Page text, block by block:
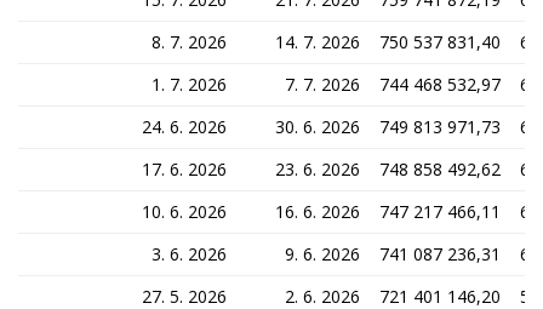
8. 7. 2026
14. 7. 2026 750 537 831,40
1. 7. 2026
7. 7. 2026 744 468 532,97
24. 6. 2026
30. 6. 2026 749 813 971,73
17. 6. 2026
23. 6. 2026 748 858 492,62
10. 6. 2026
16. 6. 2026 747 217 466,11
3. 6. 2026
9. 6. 2026 741 087 236,31
27. 5. 2026
2. 6. 2026 721 401 146,20